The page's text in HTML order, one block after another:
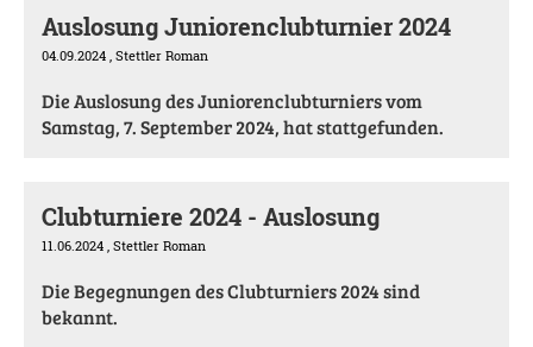
Auslosung Juniorenclubturnier 2024
04.09.2024 , Stettler Roman
Die Auslosung des Juniorenclubturniers vom
Samstag, 7. September 2024, hat stattgefunden.
Clubturniere 2024 - Auslosung
11.06.2024 , Stettler Roman
Die Begegnungen des Clubturniers 2024 sind
bekannt.